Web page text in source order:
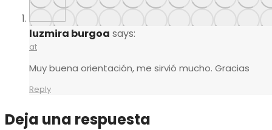
luzmira burgoa says:
at
Muy buena orientación, me sirvió mucho. Gracias
Reply
Deja una respuesta